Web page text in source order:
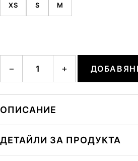
XS S M
− +
ОПИСАНИЕ
ДЕТАЙЛИ ЗА ПРОДУКТА